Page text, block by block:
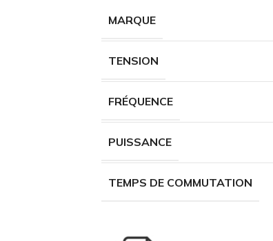
MARQUE
TENSION
FRÉQUENCE
PUISSANCE
TEMPS DE COMMUTATION